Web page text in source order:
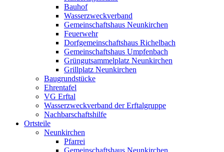
Bauhof
Wasserzweckverband
Gemeinschaftshaus Neunkirchen
Feuerwehr
Dorfgemeinschaftshaus Richelbach
Gemeinschaftshaus Umpfenbach
Grüngutsammelplatz Neunkirchen
Grillplatz Neunkirchen
Baugrundstücke
Ehrentafel
VG Erftal
Wasserzweckverband der Erftalgruppe
Nachbarschaftshilfe
Ortsteile
Neunkirchen
Pfarrei
Gemeinschaftshaus Neunkirchen